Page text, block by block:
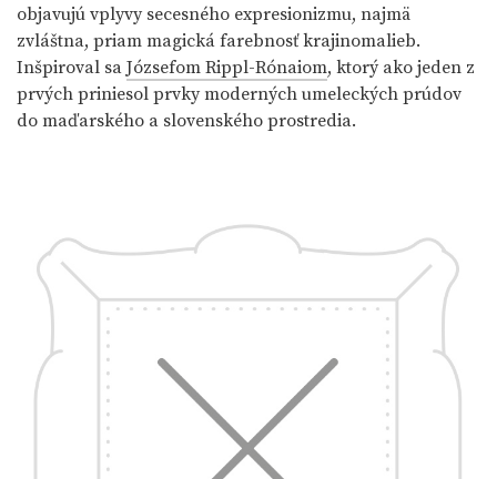
objavujú vplyvy secesného expresionizmu, najmä
zvláštna, priam magická farebnosť krajinomalieb.
Inšpiroval sa Józsefom Rippl-Rónaiom, ktorý ako jeden z
prvých priniesol prvky moderných umeleckých prúdov
do maďarského a slovenského prostredia.